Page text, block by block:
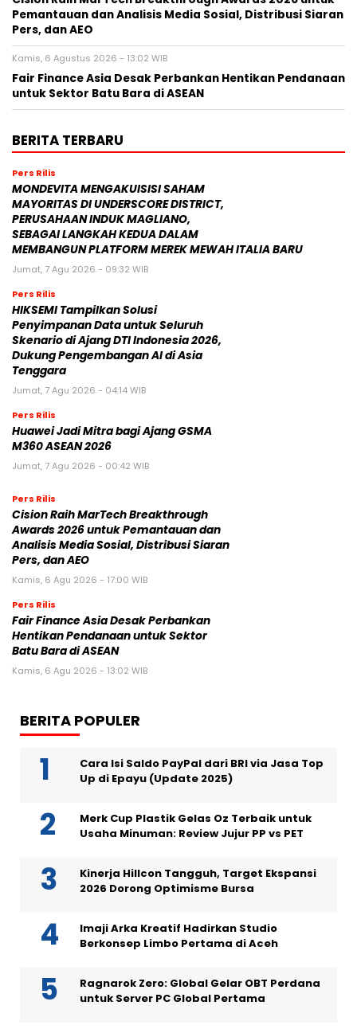
Pemantauan dan Analisis Media Sosial, Distribusi Siaran
Pers, dan AEO
Kamis, 6 Agustus 2026 - 13:02 WIB
Fair Finance Asia Desak Perbankan Hentikan Pendanaan
untuk Sektor Batu Bara di ASEAN
BERITA TERBARU
Pers Rilis
MONDEVITA MENGAKUISISI SAHAM
MAYORITAS DI UNDERSCORE DISTRICT,
PERUSAHAAN INDUK MAGLIANO,
SEBAGAI LANGKAH KEDUA DALAM
MEMBANGUN PLATFORM MEREK MEWAH ITALIA BARU
Jumat, 7 Agu 2026 - 09:32 WIB
Pers Rilis
HIKSEMI Tampilkan Solusi
Penyimpanan Data untuk Seluruh
Skenario di Ajang DTI Indonesia 2026,
Dukung Pengembangan AI di Asia
Tenggara
Jumat, 7 Agu 2026 - 04:14 WIB
Pers Rilis
Huawei Jadi Mitra bagi Ajang GSMA
M360 ASEAN 2026
Jumat, 7 Agu 2026 - 00:42 WIB
Pers Rilis
Cision Raih MarTech Breakthrough
Awards 2026 untuk Pemantauan dan
Analisis Media Sosial, Distribusi Siaran
Pers, dan AEO
Kamis, 6 Agu 2026 - 17:00 WIB
Pers Rilis
Fair Finance Asia Desak Perbankan
Hentikan Pendanaan untuk Sektor
Batu Bara di ASEAN
Kamis, 6 Agu 2026 - 13:02 WIB
BERITA POPULER
Cara Isi Saldo PayPal dari BRI via Jasa Top
Up di Epayu (Update 2025)
Merk Cup Plastik Gelas Oz Terbaik untuk
Usaha Minuman: Review Jujur PP vs PET
Kinerja Hillcon Tangguh, Target Ekspansi
2026 Dorong Optimisme Bursa
Imaji Arka Kreatif Hadirkan Studio
Berkonsep Limbo Pertama di Aceh
Ragnarok Zero: Global Gelar OBT Perdana
untuk Server PC Global Pertama